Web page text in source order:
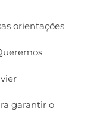
orientações
garantir o